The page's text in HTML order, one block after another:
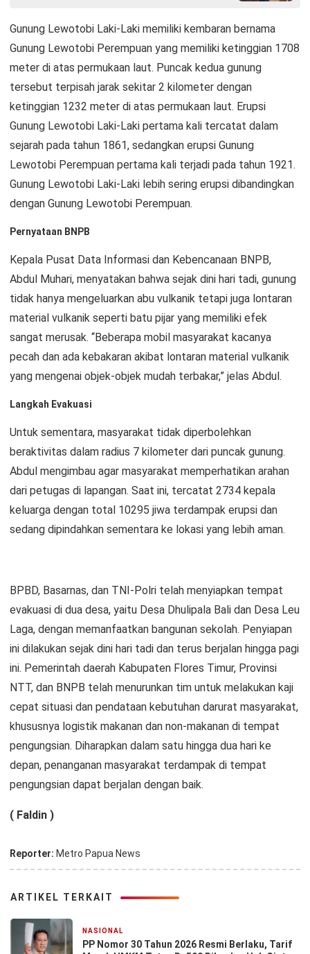
Gunung Lewotobi Laki-Laki memiliki kembaran bernama
Gunung Lewotobi Perempuan yang memiliki ketinggian 1708
meter di atas permukaan laut. Puncak kedua gunung
tersebut terpisah jarak sekitar 2 kilometer dengan
ketinggian 1232 meter di atas permukaan laut. Erupsi
Gunung Lewotobi Laki-Laki pertama kali tercatat dalam
sejarah pada tahun 1861, sedangkan erupsi Gunung
Lewotobi Perempuan pertama kali terjadi pada tahun 1921.
Gunung Lewotobi Laki-Laki lebih sering erupsi dibandingkan
dengan Gunung Lewotobi Perempuan.
Pernyataan BNPB
Kepala Pusat Data Informasi dan Kebencanaan BNPB,
Abdul Muhari, menyatakan bahwa sejak dini hari tadi, gunung
tidak hanya mengeluarkan abu vulkanik tetapi juga lontaran
material vulkanik seperti batu pijar yang memiliki efek
sangat merusak. “Beberapa mobil masyarakat kacanya
pecah dan ada kebakaran akibat lontaran material vulkanik
yang mengenai objek-objek mudah terbakar,” jelas Abdul.
Langkah Evakuasi
Untuk sementara, masyarakat tidak diperbolehkan
beraktivitas dalam radius 7 kilometer dari puncak gunung.
Abdul mengimbau agar masyarakat memperhatikan arahan
dari petugas di lapangan. Saat ini, tercatat 2734 kepala
keluarga dengan total 10295 jiwa terdampak erupsi dan
sedang dipindahkan sementara ke lokasi yang lebih aman.
BPBD, Basarnas, dan TNI-Polri telah menyiapkan tempat
evakuasi di dua desa, yaitu Desa Dhulipala Bali dan Desa Leu
Laga, dengan memanfaatkan bangunan sekolah. Penyiapan
ini dilakukan sejak dini hari tadi dan terus berjalan hingga pagi
ini. Pemerintah daerah Kabupaten Flores Timur, Provinsi
NTT, dan BNPB telah menurunkan tim untuk melakukan kaji
cepat situasi dan pendataan kebutuhan darurat masyarakat,
khususnya logistik makanan dan non-makanan di tempat
pengungsian. Diharapkan dalam satu hingga dua hari ke
depan, penanganan masyarakat terdampak di tempat
pengungsian dapat berjalan dengan baik.
( Faldin )
Reporter: Metro Papua News
ARTIKEL TERKAIT
NASIONAL
PP Nomor 30 Tahun 2026 Resmi Berlaku, Tarif